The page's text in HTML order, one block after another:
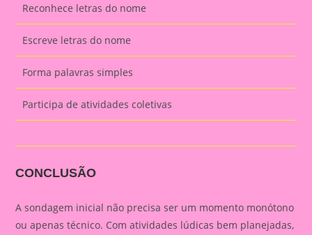
Reconhece letras do nome
Escreve letras do nome
Forma palavras simples
Participa de atividades coletivas
CONCLUSÃO
A sondagem inicial não precisa ser um momento monótono
ou apenas técnico. Com atividades lúdicas bem planejadas,